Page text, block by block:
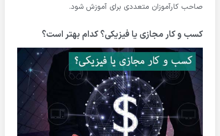
صاحب کارآموزان متعددی برای آموزش شود.
کسب و کار مجازی یا فیزیکی؟ کدام بهتر است؟